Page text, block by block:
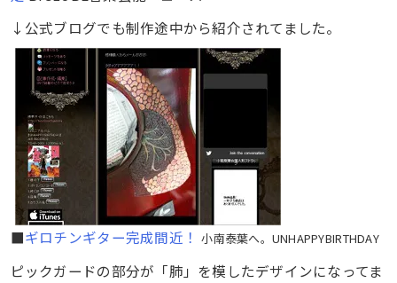
↓公式ブログでも制作途中から紹介されてました。
■ギロチンギター完成間近！ 小南泰葉へ。UNHAPPYBIRTHDAY
ピックガードの部分が「肺」を模したデザインになってま